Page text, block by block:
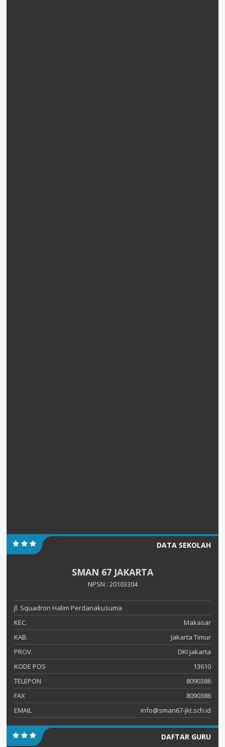
DATA SEKOLAH
SMAN 67 JAKARTA
NPSN : 20103304
Jl. Squadron Halim Perdanakusuma
KEC.
Makasar
KAB.
Jakarta Timur
PROV.
DKI Jakarta
KODE POS
13610
TELEPON
8090386
FAX
8090386
EMAIL
info@sman67-jkt.sch.id
DAFTAR GURU